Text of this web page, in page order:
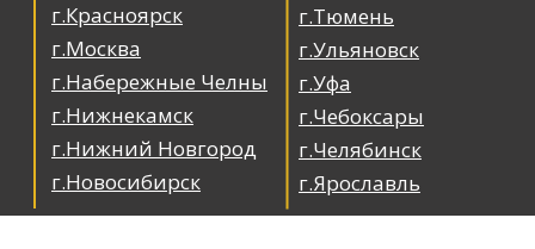
г.Тюмень
г.Ульяновск
г.Уфа
г.Чебоксары
г.Челябинск
г.Ярославль
г.Красноярск
г.Москва
г.Набережные Челны
г.Нижнекамск
г.Нижний Новгород
г.Новосибирск